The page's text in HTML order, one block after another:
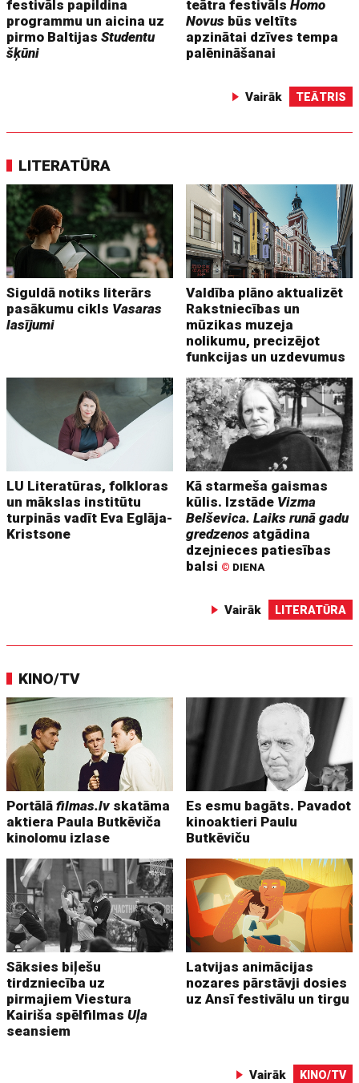
festivāls papildina
programmu un aicina uz
pirmo BaltijasStudentu
šķūni
teātra festivālsHomo
Novus būs veltīts
apzinātai dzīves tempa
palēnināšanai
Vairāk TEĀTRIS
LITERATŪRA
Siguldā notiks literārs
pasākumu cikls Vasaras
lasījumi
Valdība plāno aktualizēt
Rakstniecības un
mūzikas muzeja
nolikumu, precizējot
funkcijas un uzdevumus
LU Literatūras, folkloras
un mākslas institūtu
turpinās vadīt Eva Eglāja-
Kristsone
Kā starmeša gaismas
kūlis. Izstāde Vizma
Belševica. Laiks runā gadu
gredzenos atgādina
dzejnieces patiesības
balsi © DIENA
Vairāk LITERATŪRA
KINO/TV
Portālāfilmas.lv skatāma
aktiera Paula Butkēviča
kinolomu izlase
Es esmu bagāts. Pavadot
kinoaktieri Paulu
Butkēviču
Sāksies biļešu
tirdzniecība uz
pirmajiem Viestura
Kairiša spēlfilmasUļa
seansiem
Latvijas animācijas
nozares pārstāvji dosies
uz Ansī festivālu un tirgu
Vairāk KINO/TV